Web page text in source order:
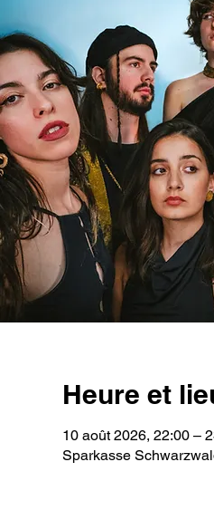
Heure et
10 août 2026, 22:00 –
Sparkasse